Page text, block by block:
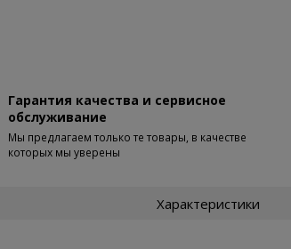
Гарантия качества и сервисное
обслуживание
Мы предлагаем только те товары, в качестве
которых мы уверены
Характеристики